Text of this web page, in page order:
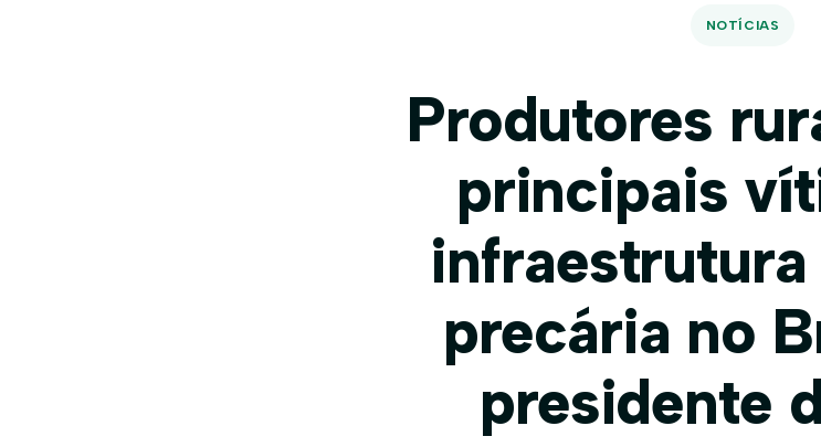
NOTÍCIAS
Produtores
principais
precária no
presidente